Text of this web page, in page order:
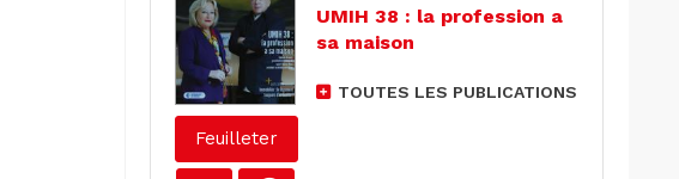
Feuilleter
UMIH 38 : la profession a
sa maison
TOUTES LES PUBLICATIONS